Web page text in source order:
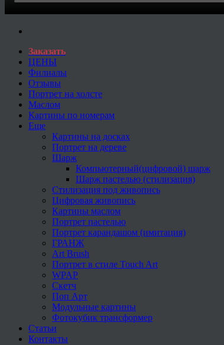
Заказать
ЦЕНЫ
Филиалы
Отзывы
Портрет на холсте
Маслом
Картины по номерам
Еще
Картины на досках
Портрет на дереве
Шарж
Компьютерный(цифровой) шарж
Шарж пастелью (стилизация)
Стилизация под живопись
Цифровая живопись
Картины маслом
Портрет пастелью
Портрет карандашом (имитация)
ГРАНЖ
Art Brush
Портрет в стиле Touch Art
WPAP
Скетч
Поп Арт
Модульные картины
Фотокубик трансформер
Статьи
Контакты